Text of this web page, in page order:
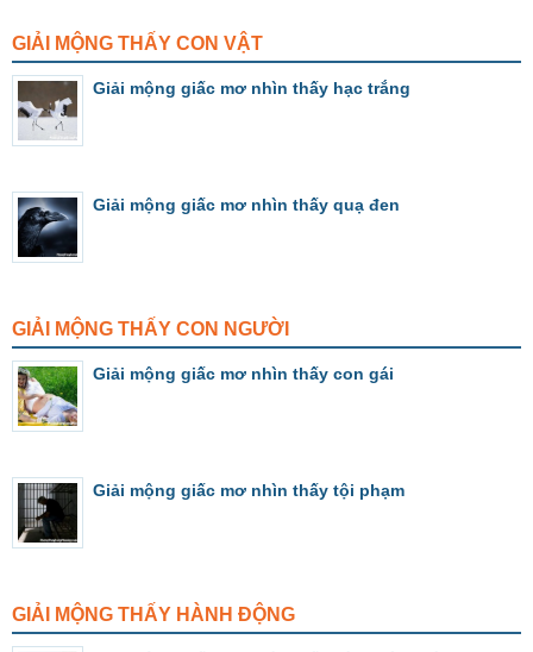
GIẢI MỘNG THẤY CON VẬT
Giải mộng giấc mơ nhìn thấy hạc trắng
Giải mộng giấc mơ nhìn thấy quạ đen
GIẢI MỘNG THẤY CON NGƯỜI
Giải mộng giấc mơ nhìn thấy con gái
Giải mộng giấc mơ nhìn thấy tội phạm
GIẢI MỘNG THẤY HÀNH ĐỘNG